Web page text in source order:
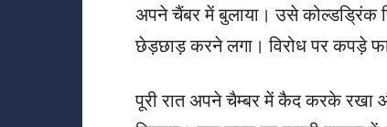
अपने चैंबर में बुलाया। उसे
छेड़छाड़ करने लगा। विरोध पर कपड़े
पूरी रात अपने चैम्बर में कैद करके रखा